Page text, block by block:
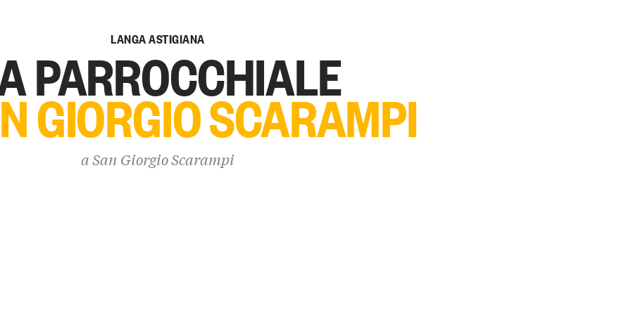
LANGA ASTIGIANA
PARROCCHIALE
GIORGIO SCARAMPI
aSan Giorgio Scarampi